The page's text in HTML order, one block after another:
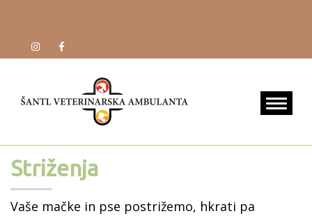
Striženja
Vaše mačke in pse postrižemo, hkrati pa